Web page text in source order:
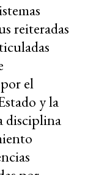
reiteradas
el
y la
disciplina